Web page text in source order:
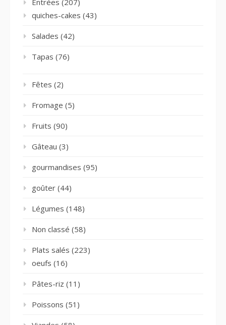
quiches-cakes (43)
Salades (42)
Tapas (76)
Fêtes (2)
Fromage (5)
Fruits (90)
Gâteau (3)
gourmandises (95)
goûter (44)
Légumes (148)
Non classé (58)
Plats salés (223)
oeufs (16)
Pâtes-riz (11)
Poissons (51)